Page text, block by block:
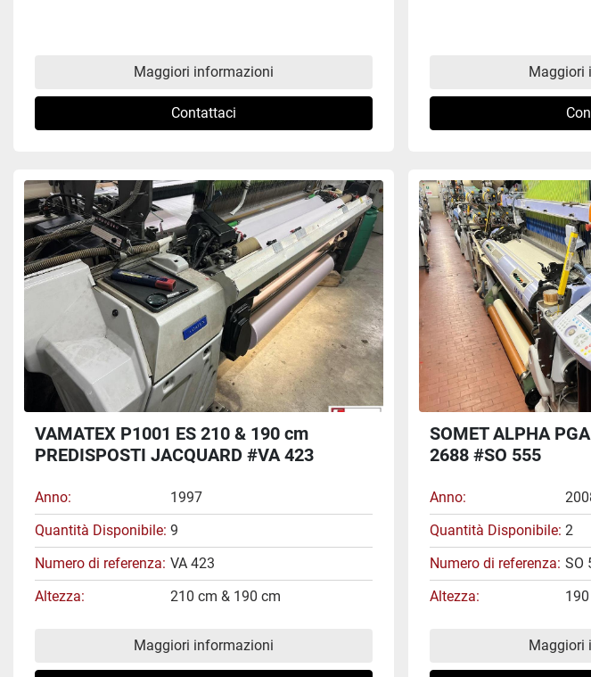
Maggiori informazioni
Contattaci
Maggiori
VAMATEX P1001 ES 210 & 190 cm
PREDISPOSTI JACQUARD #VA 423
Anno
1997
Quantità Disponibile 9
Numero di referenza VA 423
Altezza
210 cm & 190 cm
Maggiori informazioni
SOMET ALPHA
2688 #SO 555
Anno
Quantità Disponibile 2
Numero di referenza SO
Altezza
Maggiori